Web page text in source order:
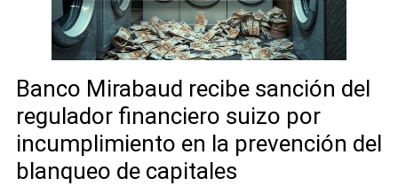
Banco Mirabaud recibe sanción del
regulador financiero suizo por
incumplimiento en la prevención del
blanqueo de capitales